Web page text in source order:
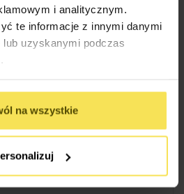
i analitycznym.
te informacje z innymi danymi
uzyskanymi podczas
na wszystkie
)
45×45 mm lub 20×68 mm